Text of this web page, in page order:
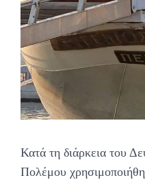
Κατά τη διάρκεια του
Πολέμου